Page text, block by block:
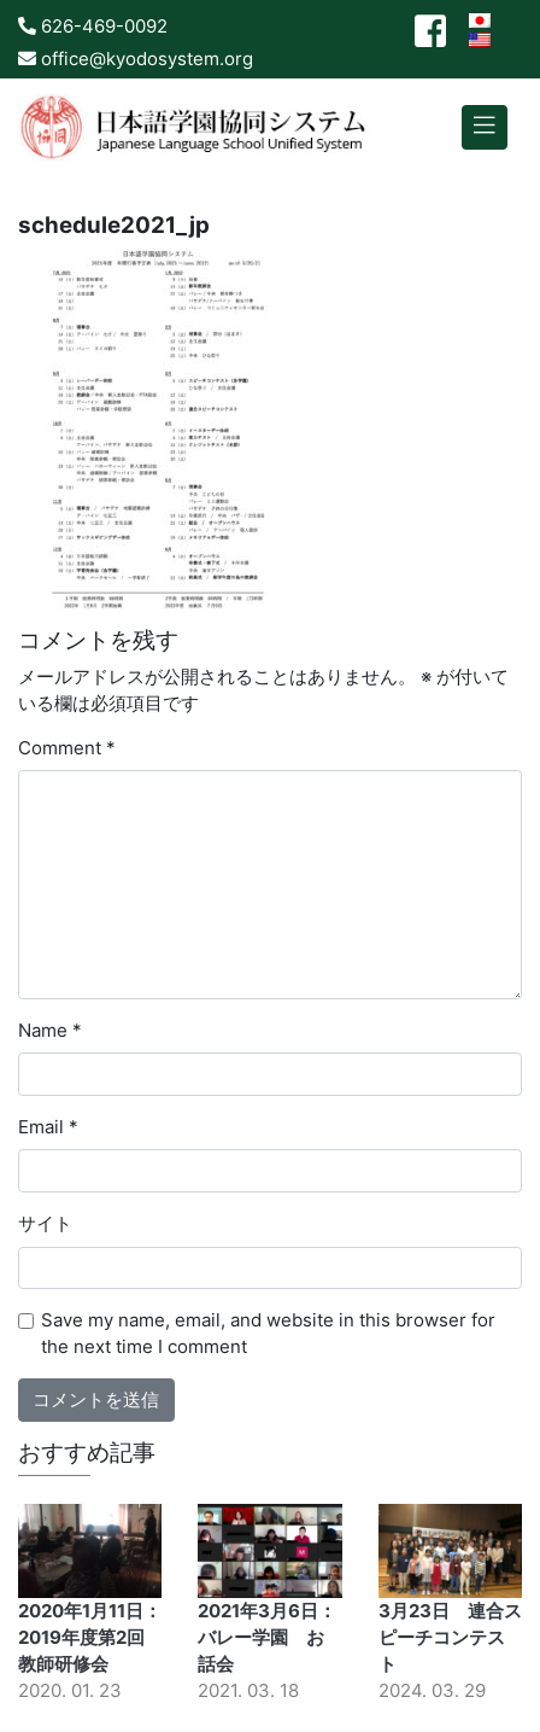
626-469-0092
office@kyodosystem.org
schedule2021_jp
コメントを残す
メールアドレスが公開されることはありません。 ※ が付いて
いる欄は必須項目です
Comment *
Name *
Email *
サイト
Save my name, email, and website in this browser for
the next time I comment
おすすめ記事
2020年1月11日：
2019年度第2回
教師研修会
2020. 01. 23
2021年3月6日：
バレー学園 お
話会
2021. 03. 18
3月23日 連合ス
ピーチコンテス
ト
2024. 03. 29